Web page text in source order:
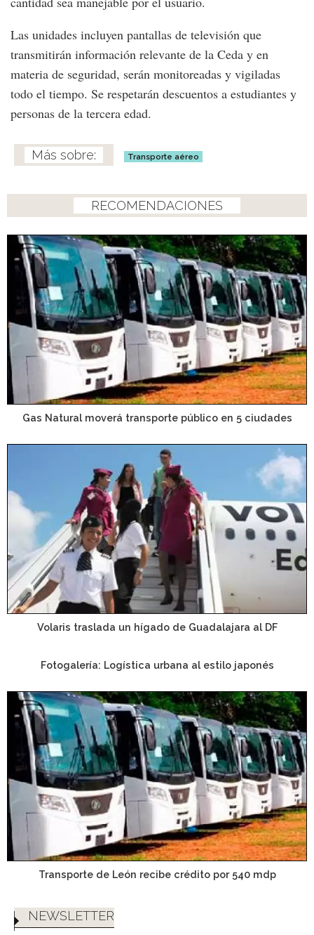
Las unidades incluyen pantallas de televisión que
transmitirán información relevante de la Ceda y en
materia de seguridad, serán monitoreadas y vigiladas
todo el tiempo. Se respetarán descuentos a estudiantes y
personas de la tercera edad.
Transporte aéreo
RECOMENDACIONES
Gas Natural moverá transporte público en 5 ciudades
Volaris traslada un hígado de Guadalajara al DF
Fotogalería: Logística urbana al estilo japonés
Transporte de León recibe crédito por 540 mdp
NEWSLETTER